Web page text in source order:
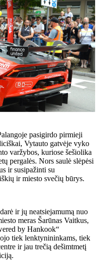
pasigirdo pirmieji
Vytauto gatvėje vyko
varžybos, kuriose šešiolika
pergalės. Nors saulė slėpėsi
ir susipažinti su
ir miesto svečių būrys.
ir jų neatsiejamumą nuo
meras Šarūnas Vaitkus,
by Hankook“
tiek lenktynininkams, tiek
ir jau trečią dešimtmetį